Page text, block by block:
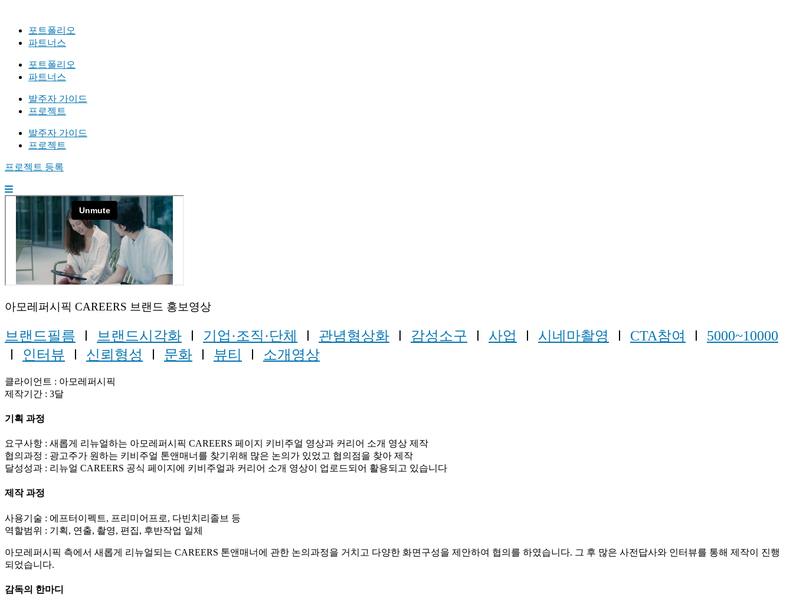
포트폴리오
파트너스
포트폴리오
파트너스
발주자 가이드
프로젝트
발주자 가이드
프로젝트
프로젝트 등록
아모레퍼시픽 CAREERS 브랜드 홍보영상
브랜드필름 Ⅰ 브랜드시각화 Ⅰ 기업·조직·단체 Ⅰ 관념형상화 Ⅰ 감성소구 Ⅰ 사업 Ⅰ 시네마촬영 Ⅰ CTA참여 Ⅰ 5000~10000
Ⅰ 인터뷰 Ⅰ 신뢰형성 Ⅰ 문화 Ⅰ 뷰티 Ⅰ 소개영상
클라이언트 : 아모레퍼시픽
제작기간 : 3달
기획 과정
요구사항 : 새롭게 리뉴얼하는 아모레퍼시픽 CAREERS 페이지 키비주얼 영상과 커리어 소개 영상 제작
협의과정 : 광고주가 원하는 키비주얼 톤앤매너를 찾기위해 많은 논의가 있었고 협의점을 찾아 제작
달성성과 : 리뉴얼 CAREERS 공식 페이지에 키비주얼과 커리어 소개 영상이 업로드되어 활용되고 있습니다
제작 과정
사용기술 : 에프터이펙트, 프리미어프로, 다빈치리졸브 등
역할범위 : 기획, 연출, 촬영, 편집, 후반작업 일체
아모레퍼시픽 측에서 새롭게 리뉴얼되는 CAREERS 톤앤매너에 관한 논의과정을 거치고 다양한 화면구성을 제안하여 협의를 하였습니다. 그 후 많은 사전답사와 인터뷰를 통해 제작이 진행
되었습니다.
감독의 한마디